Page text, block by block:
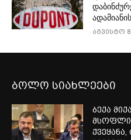
აგვისტო
ბოლო სიახლეები
ბექა